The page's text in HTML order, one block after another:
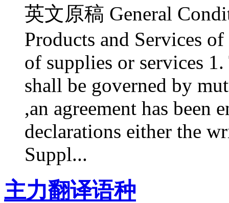
英文原稿 General
Products and Services
of supplies or services
shall be governed by
,an agreement has been
declarations either the
Suppl...
主力翻译语种